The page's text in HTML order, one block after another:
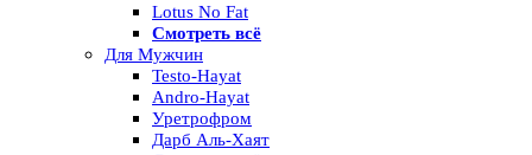
Lotus No Fat
Смотреть всё
Для Мужчин
Testo-Hayat
Andro-Hayat
Уретрофром
Дарб Аль-Хаят